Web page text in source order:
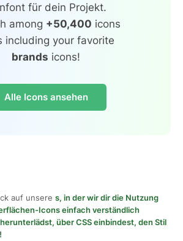
für dein Projekt.
among +50,400 icons
including your favorite
brands icons!
Alle Icons ansehen
auf unsere s, in der wir dir die Nutzung
Icons einfach verständlich
über CSS einbindest, den Stil